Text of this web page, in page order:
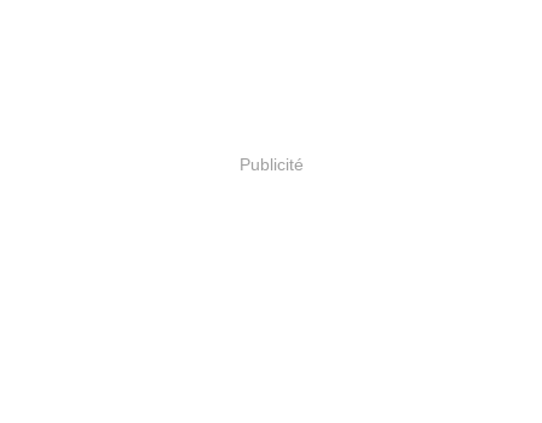
Publicité